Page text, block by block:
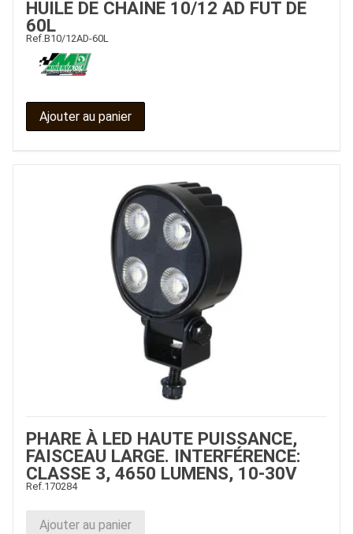
HUILE DE CHAINE 10/12 AD FUT DE
60L
Ref.B10/12AD-60L
Ajouter au panier
PHARE À LED HAUTE PUISSANCE,
FAISCEAU LARGE. INTERFÉRENCE:
CLASSE 3, 4650 LUMENS, 10-30V
Ref.170284
Ajouter au panier